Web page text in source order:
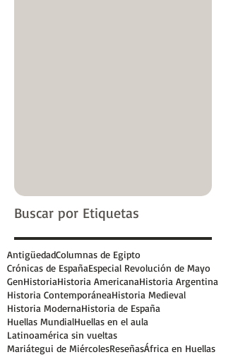
Buscar por Etiquetas
AntigüedadColumnas de Egipto
Crónicas de EspañaEspecial Revolución de Mayo
GenHistoriaHistoria AmericanaHistoria Argentina
Historia ContemporáneaHistoria Medieval
Historia ModernaHistoria de España
Huellas MundialHuellas en el aula
Latinoamérica sin vueltas
Mariátegui de MiércolesReseñasÁfrica en Huellas